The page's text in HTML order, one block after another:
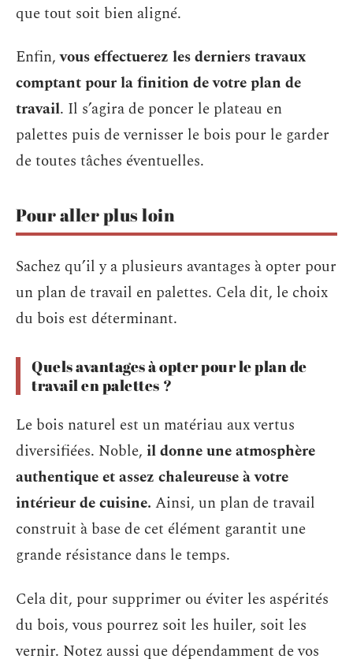
que tout soit bien aligné.
Enfin,vous effectuerez les derniers travaux
comptant pour la finition de votre plan de
travail. Il s’agira de poncer le plateau en
palettes puis de vernisser le bois pour le garder
de toutes tâches éventuelles.
Pour aller plus loin
Sachez qu’il y a plusieurs avantages à opter pour
un plan de travail en palettes. Cela dit, le choix
du bois est déterminant.
Quels avantages à opter pour le plan de
travail en palettes ?
Le bois naturel est un matériau aux vertus
diversifiées. Noble, il donne une atmosphère
authentique et assez chaleureuse à votre
intérieur de cuisine. Ainsi, un plan de travail
construit à base de cet élément garantit une
grande résistance dans le temps.
Cela dit, pour supprimer ou éviter les aspérités
du bois, vous pourrez soit les huiler, soit les
vernir. Notez aussi que dépendamment de vos